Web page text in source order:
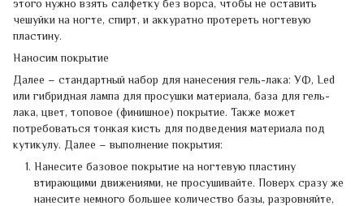
этого нужно взять салфетку без ворса, чтобы не оставить
чешуйки на ногте, спирт, и аккуратно протереть ногтевую
пластину.
Наносим покрытие
Далее – стандартный набор для нанесения гель-лака: УФ, Led
или гибридная лампа для просушки материала, база для гель-
лака, цвет, топовое (финишное) покрытие. Также может
потребоваться тонкая кисть для подведения материала под
кутикулу. Далее – выполнение покрытия:
Нанесите базовое покрытие на ногтевую пластину
втирающими движениями, не просушивайте. Поверх сразу же
нанесите немного большее количество базы, разровняйте,